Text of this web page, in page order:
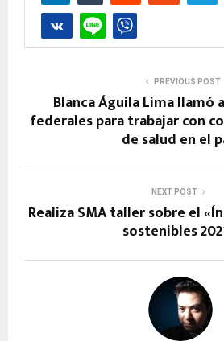
PREVIOUS POST
Blanca Águila Lima llamó
federales para trabajar con
de salud en el
NEXT POST
Realiza SMA taller sobre el
sostenibles